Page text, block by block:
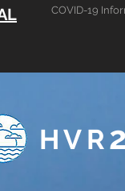
HVR2
COVID-19